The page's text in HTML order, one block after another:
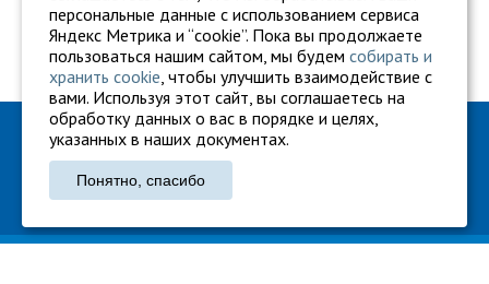
ГБУ "Ветуправление города Краснодара"
Адрес: г. Краснодар, ул. Карасунская, 110
Тел.: +7 861 260-27-94
персональные данные с использованием сервиса
Яндекс Метрика и “cookie”. Пока вы продолжаете
пользоваться нашим сайтом, мы будем собирать и
хранить cookie, чтобы улучшить взаимодействие с
вами. Используя этот сайт, вы соглашаетесь на
обработку данных о вас в порядке и целях,
указанных в наших документах.
Понятно, спасибо